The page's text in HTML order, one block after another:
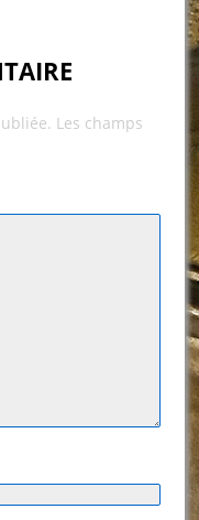
Les champs